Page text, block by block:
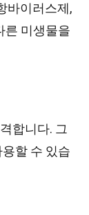
바이러스제,
른 미생물을
합니다. 그
할 수 있습